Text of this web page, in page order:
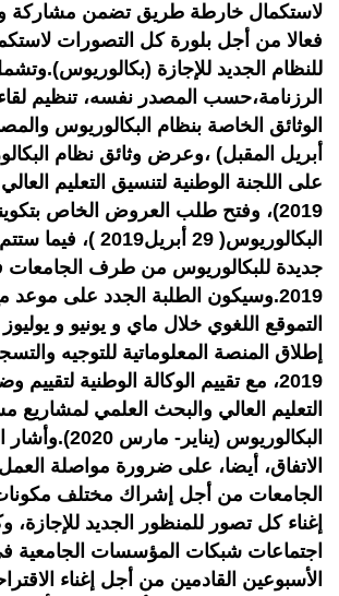
لاستكمال خارطة طريق تضمن مشاركة
فعالا من أجل بلورة كل التصورات
للنظام الجديد للإجازة
الرزنامة،حسب المصدر نفسه، تنظيم
أبريل المقبل) ،وعرض وثائق نظام
2019)، وفتح طلب العروض الخاص
البكالوريوس( 29
جديدة للبكالوريوس من طرف الجامعات
2019.وسيكون الطلبة الجدد على موعد
إطلاق المنصة المعلوماتية للتوجيه
2019، مع تقييم الوكالة الوطنية
التعليم العالي والبحث العلمي لمشاريع
البكالوريوس
الاتفاق، أيضا، على ضرورة مواصلة
الجامعات من أجل إشراك مختلف
إغناء كل تصور للمنظور الجديد للإجازة،
اجتماعات شبكات المؤسسات
الأسبوعين القادمين من أجل إغناء